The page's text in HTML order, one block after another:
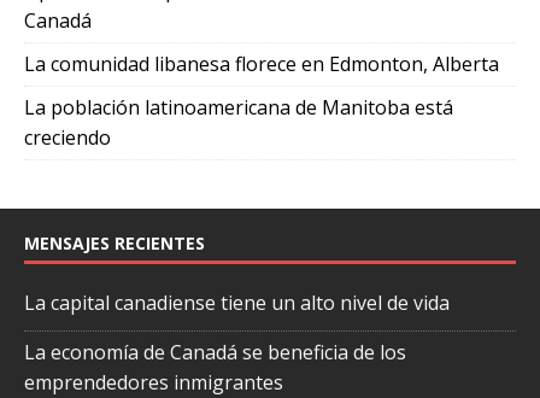
Canadá
La comunidad libanesa florece en Edmonton, Alberta
La población latinoamericana de Manitoba está
creciendo
MENSAJES RECIENTES
La capital canadiense tiene un alto nivel de vida
La economía de Canadá se beneficia de los
emprendedores inmigrantes